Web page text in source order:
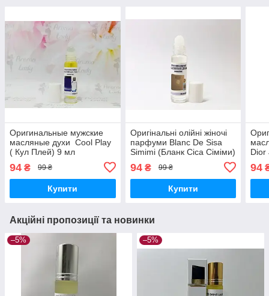
Оригинальные мужские
масляные духи Cool Play
( Кул Плей) 9 мл
94 ₴ 99 ₴
Купити
Оригінальні олійні жіночі
парфуми Blanc De Sisa
Simimi (Бланк Сіса Сіміми)
94₴ 99 ₴
Купити
Dior
94
Акційні пропозиції та новинки
–5% –5%